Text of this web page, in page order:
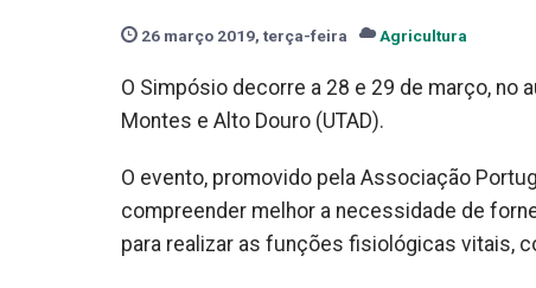
26 março 2019, terça-feira Agricultura
O Simpósio decorre a 28 e 29 de março, no
Montes e Alto Douro (UTAD).
O evento, promovido pela Associação
compreender melhor a necessidade de
para realizar as funções fisiológicas vitais,